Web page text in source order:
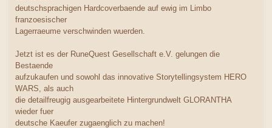
deutschsprachigen Hardcoverbaende auf ewig im Limbo
franzoesischer
Lagerraeume verschwinden wuerden.
Jetzt ist es der RuneQuest Gesellschaft e.V. gelungen die
Bestaende
aufzukaufen und sowohl das innovative Storytellingsystem HERO
WARS, als auch
die detailfreugig ausgearbeitete Hintergrundwelt GLORANTHA
wieder fuer
deutsche Kaeufer zugaenglich zu machen!